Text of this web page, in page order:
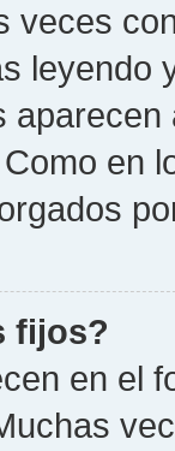
veces
leyendo
en
fijos?
en el